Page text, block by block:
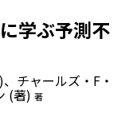
学ぶ予測不
チャールズ・F・
(著) 著